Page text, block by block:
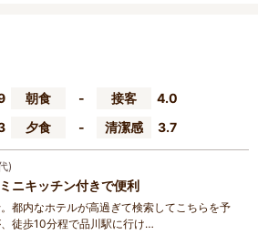
朝食 - 接客
4.0
夕食 - 清潔感 3.7
)
ニキッチン付きで便利
都内なホテルが高過ぎて検索してこちらを予
徒歩10分程で品川駅に行け…